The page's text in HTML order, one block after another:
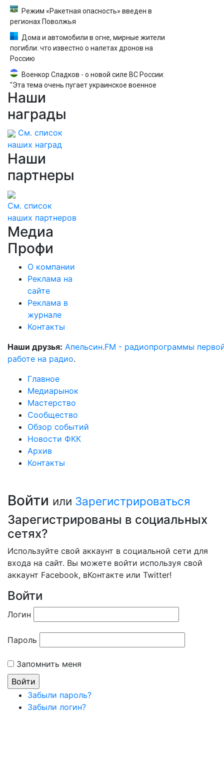
Режим «Ракетная опасность» введен в
регионах Поволжья
Дома и автомобили в огне, мирные жители
погибли: что известно о налетах дронов на
Россию
Военкор Сладков - о новой силе ВС России:
"Эта тема очень пугает украинское военное
командование"
Наши
награды
См. список
наших наград
Наши
партнеры
См. список
наших партнеров
Медиа
Профи
О компании
Реклама на
сайте
Реклама в
журнале
Контакты
Наши друзья: Апельсин.FM - радиопрограммы
работе на радио.
Главное
Медиарынок
Мастерство
Сообщество
Обзор событий
Новости ФКК
Архив
Контакты
Войти или Зарегистрироваться
Зарегистрированы в социальных
сетях?
Используйте свой аккаунт в социальной сети для
входа на сайт. Вы можете войти используя свой
аккаунт Facebook, вКонтакте или Twitter!
Войти
Логин
Пароль
Запомнить меня
Забыли пароль?
Забыли логин?